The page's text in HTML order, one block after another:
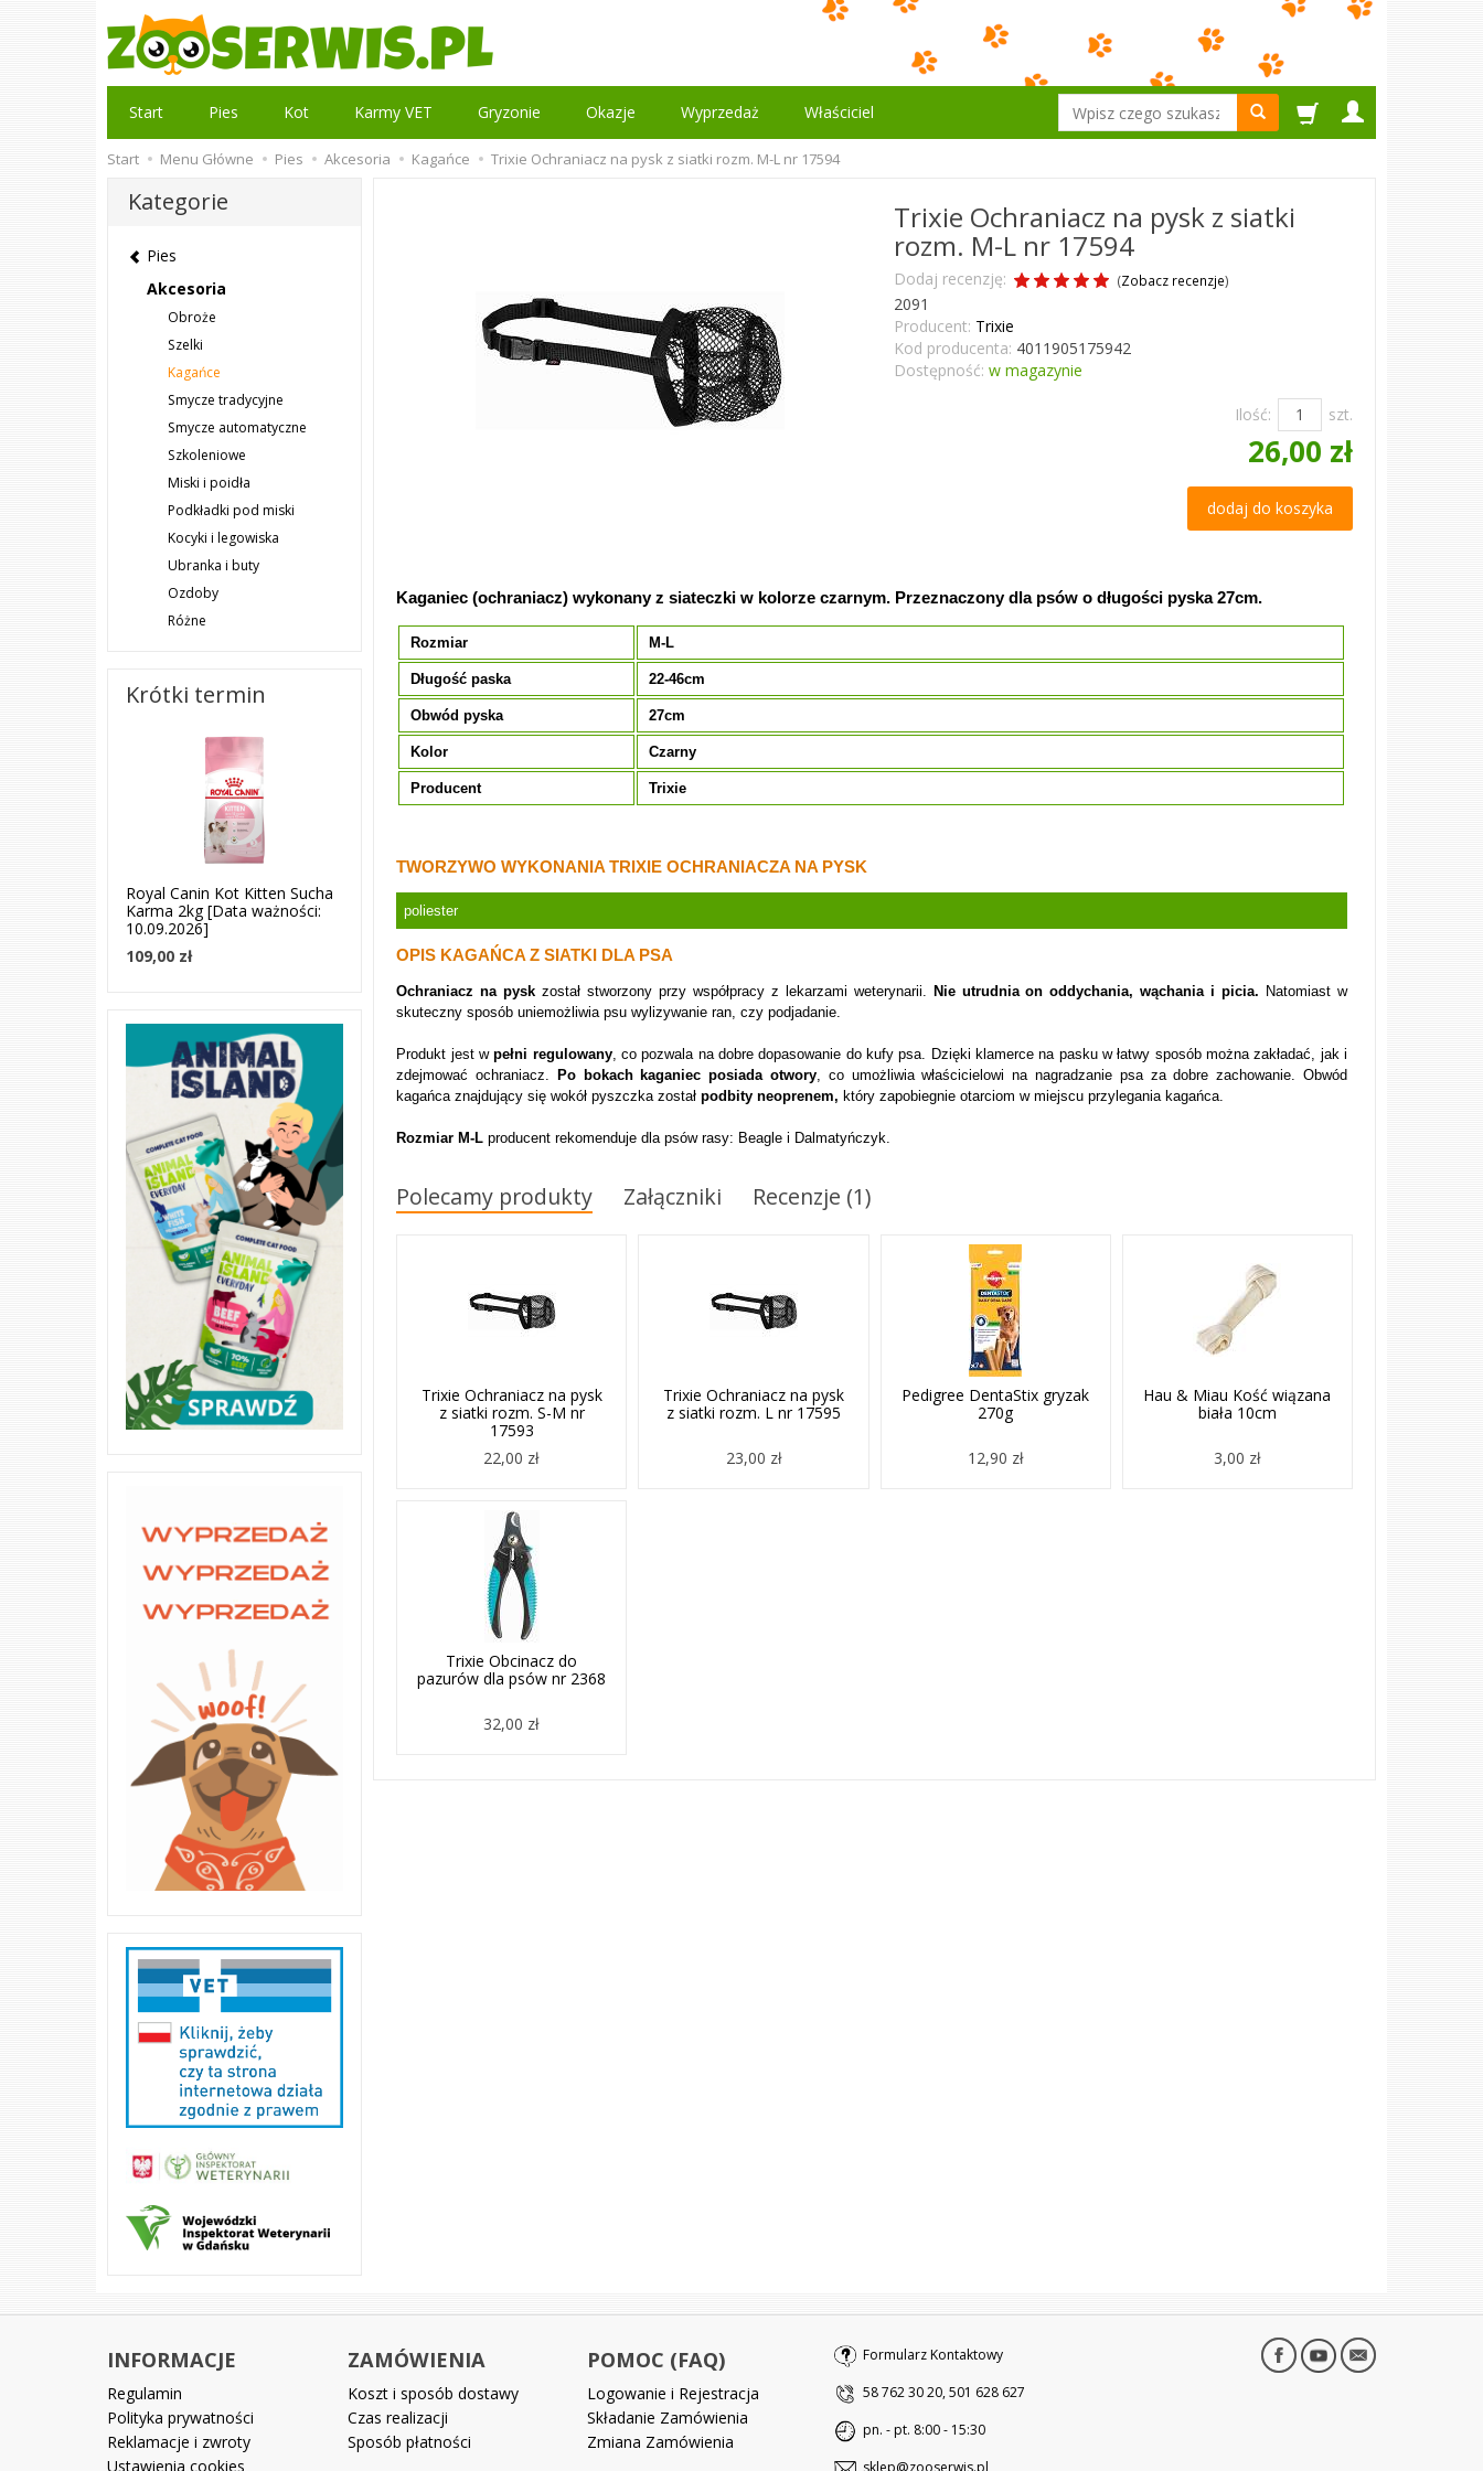
Wyszukaj
Start Pies Kot Karmy VET Gryzonie Okazje Wyprzedaż Właściciel
Start Menu Główne Pies Akcesoria Kagańce Trixie Ochraniacz na pysk z siatki rozm. M-L nr 17594
Trixie Ochraniacz na pysk z siatki
rozm. M-L nr 17594
Dodaj recenzję: (Zobacz recenzje)
2091
Producent: Trixie
Kod producenta: 4011905175942
Dostępność: w magazynie
Ilość: szt.
26,00 zł
dodaj do koszyka
Kaganiec (ochraniacz) wykonany z siateczki w kolorze czarnym. Przeznaczony dla psów o długości pyska 27cm.
Rozmiar M-L
Długość paska 22-46cm
Obwód pyska 27cm
Kolor Czarny
Producent Trixie
TWORZYWO WYKONANIA TRIXIE OCHRANIACZA NA PYSK
poliester
OPIS KAGAŃCA Z SIATKI DLA PSA
Ochraniacz na pyskzostał stworzony przy współpracy z lekarzami weterynarii. Nie utrudnia on oddychania, wąchania i picia. Natomiast w
skuteczny sposób uniemożliwia psu wylizywanie ran, czy podjadanie.
Produkt jest wpełni regulowany, co pozwala na dobre dopasowanie do kufy psa. Dzięki klamerce na pasku w łatwy sposób można zakładać, jak i
zdejmować ochraniacz.
Po bokach kaganiec posiada otwory, co umożliwia właścicielowi na nagradzanie psa za dobre zachowanie. Obwód
kagańca znajdujący się wokół pyszczka zostałpodbity neoprenem, który zapobiegnie otarciom w miejscu przylegania kagańca.
Rozmiar M-L producent rekomenduje dla psów rasy: Beagle i Dalmatyńczyk.
Polecamy produkty Załączniki Recenzje (1)
Trixie Ochraniacz na pysk
z siatki rozm. S-M nr
17593
22,00 zł
Trixie Ochraniacz na pysk
z siatki rozm. L nr 17595
23,00 zł
Pedigree DentaStix gryzak
270g
12,90 zł
Hau & Miau Kość wiązana
biała 10cm
3,00 zł
Trixie Obcinacz do
pazurów dla psów nr 2368
32,00 zł
Kategorie
Pies
Akcesoria
Obroże
Szelki
Kagańce
Smycze tradycyjne
Smycze automatyczne
Szkoleniowe
Miski i poidła
Podkładki pod miski
Kocyki i legowiska
Ubranka i buty
Ozdoby
Różne
Krótki termin
Royal Canin Kot Kitten Sucha
Karma 2kg [Data ważności:
10.09.2026]
109,00 zł
INFORMACJE
Regulamin
Polityka prywatności
Reklamacje i zwroty
Ustawienia cookies
ZAMÓWIENIA
Koszt i sposób dostawy
Czas realizacji
Sposób płatności
POMOC (FAQ)
Logowanie i Rejestracja
Składanie Zamówienia
Zmiana Zamówienia
Formularz Kontaktowy
58 762 30 20, 501 628 627
pn. - pt. 8:00 - 15:30
sklep@zooserwis.pl